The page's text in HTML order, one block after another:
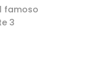
famoso
3